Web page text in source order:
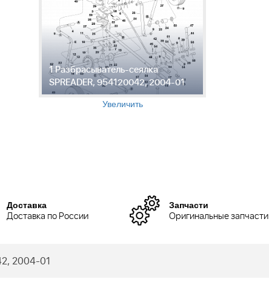
1 Разбрасыватель-сеялка
SPREADER, 954120042, 2004-01
Увеличить
Доставка
Доставка по России
Запчасти
Оригинальные запчасти
2004-01